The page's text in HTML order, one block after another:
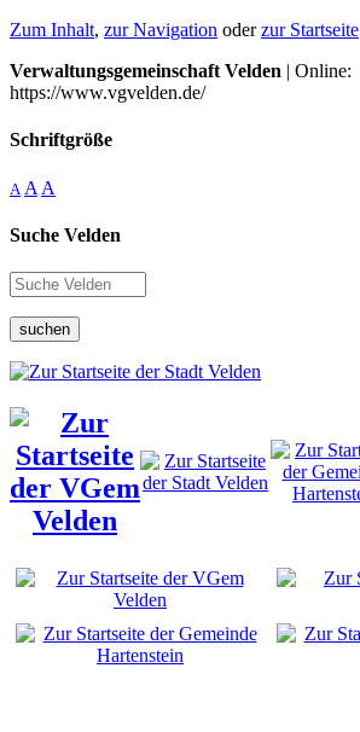
Zum Inhalt, zur Navigation oderzur Startseite
Verwaltungsgemeinschaft Velden | Online:
https://www.vgvelden.de/
Schriftgröße
A A A
Suche Velden
suchen